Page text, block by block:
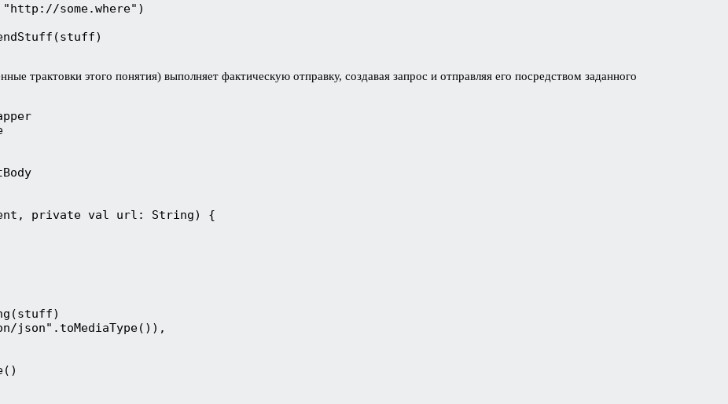
some.where")
трактовки этого понятия) выполняет фактическую отправку, создавая запрос и отправляя его посредством заданного
private val url: String) {
json".toMediaType()),